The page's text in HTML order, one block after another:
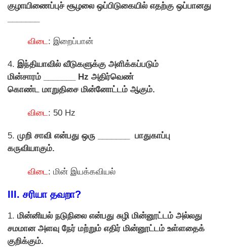
குழாயிணைப்புச் சூழலை ஒப்பிடுகையில் எதற்கு ஒப்பானது
விடை: இறைப்பான்
4. இந்தியாவில் வீடுகளுக்கு அளிக்கப்படும்
மின்சாரம் _______ Hz அதிர்வெண்
கொண்ட மாறுதிசை மின்னோட்டம் ஆகும்.
விடை : 50 Hz
5. முறி சாவி என்பது ஒரு _______ பாதுகாப்பு
கருவியாகும்.
விடை : மின் இயக்கவியல்
III. சரியா தவறா?
1. மின்னியல் நடுநிலை என்பது சுழி மின்னூட்டம் அல்லது
சமமான அளவு நேர் மற்றும் எதிர் மின்னூட்டம் உள்ளதைக்
குறிக்கும்.